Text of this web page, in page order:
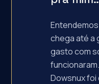
chega até a
gasto com
Dowsnux foi